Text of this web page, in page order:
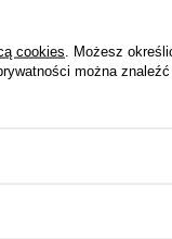
cookies . Możesz
można